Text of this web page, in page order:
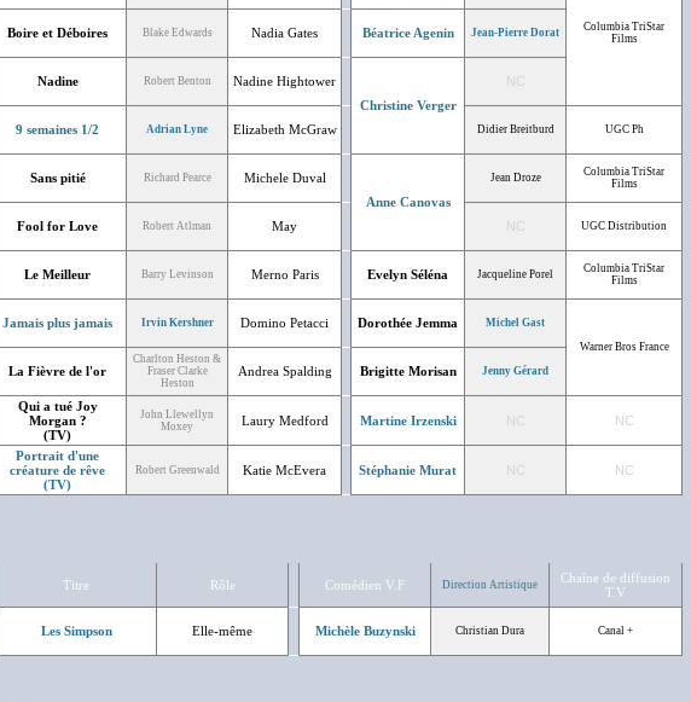
Columbia TriStar
Films
Boire et Déboires Blake Edwards Nadia Gates Béatrice Agenin Jean-Pierre Dorat
Nadine Robert Benton
Nadine Hightower
Christine Verger
NC
9 semaines 1/2 Adrian Lyne Elizabeth McGraw Didier Breitburd UGC Ph
Sans pitié Richard Pearce
Michele Duval
Anne Canovas
Jean Droze
Columbia TriStar
Films
Fool for Love Robert Atlman May NC UGC Distribution
Le Meilleur Barry Levinson Merno Paris Evelyn Séléna Jacqueline Porel
Columbia TriStar
Films
Jamais plus jamais Irvin Kershner Domino Petacci Dorothée Jemma
Michel Gast
Warner Bros France
La Fièvre de l'or
Charlton Heston &
Fraser Clarke
Heston
Andrea Spalding Brigitte Morisan Jenny Gérard
Qui a tué Joy
Morgan ?
(TV)
John Llewellyn
Moxey
Laury Medford Martine Irzenski NC NC
Portrait d'une
créature de rêve
(TV)
Robert Greenwald Katie McEvera Stéphanie Murat NC NC
Titre Rôle Comédien V.F Direction Artistique
Chaîne de diffusion
T.V
Les Simpson Elle-même Michèle Buzynski Christian Dura Canal +